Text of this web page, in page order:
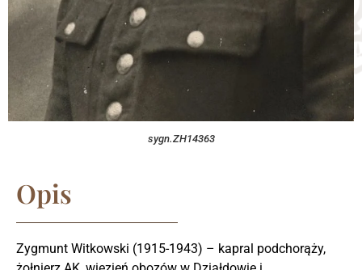
sygn.ZH14363
Opis
Zygmunt Witkowski (1915-1943) – kapral podchorąży,